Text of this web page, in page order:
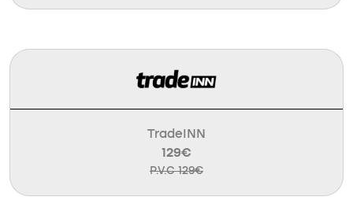
TradeINN
129€
P.V.C 129€